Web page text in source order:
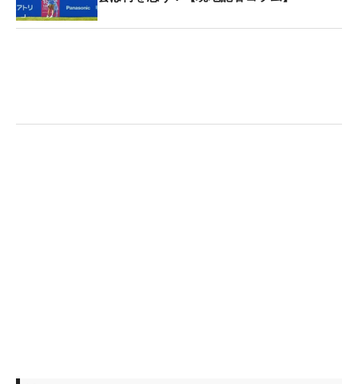
ネルギーが使えていないのに加えて、さらに下半身